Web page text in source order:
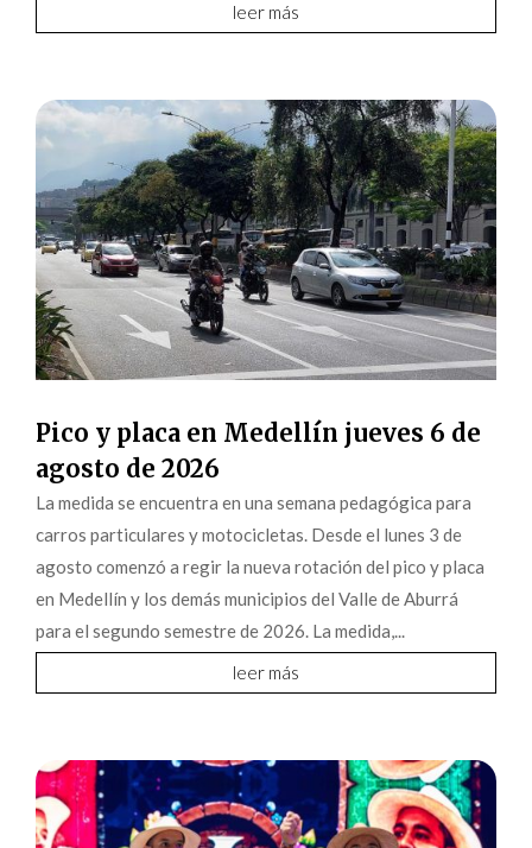
leer más
Pico y placa en Medellín jueves 6 de
agosto de 2026
La medida se encuentra en una semana pedagógica para
carros particulares y motocicletas. Desde el lunes 3 de
agosto comenzó a regir la nueva rotación del pico y placa
en Medellín y los demás municipios del Valle de Aburrá
para el segundo semestre de 2026. La medida,...
leer más